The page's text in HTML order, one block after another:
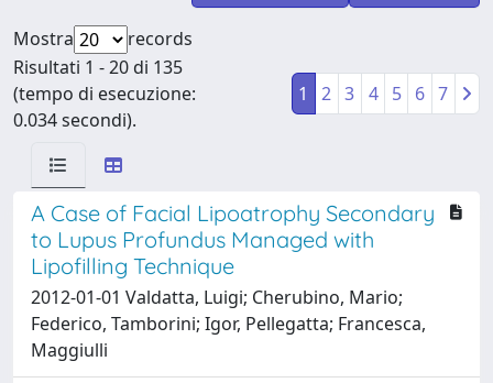
Mostra
records
Risultati 1 - 20 di 135
(tempo di esecuzione:
0.034 secondi).
1 2 3 4 5 6 7
A Case of Facial Lipoatrophy Secondary
to Lupus Profundus Managed with
Lipofilling Technique
2012-01-01 Valdatta, Luigi; Cherubino, Mario;
Federico, Tamborini; Igor, Pellegatta; Francesca,
Maggiulli